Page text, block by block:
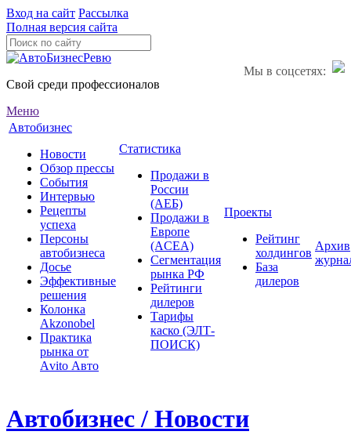
Вход на сайт Рассылка
Полная версия сайта
Мы в соцсетях:
Свой среди профессионалов
Меню
Автобизнес
Новости
Обзор прессы
События
Интервью
Рецепты
успеха
Персоны
автобизнеса
Досье
Эффективные
решения
Колонка
Akzonobel
Практика
рынка от
Аvito Авто
Статистика
Продажи в
России
(АЕБ)
Продажи в
Европе
(ACEA)
Сегментация
рынка РФ
Рейтинги
дилеров
Тарифы
каско (ЭЛТ-
ПОИСК)
Проекты
Рейтинг
холдингов
База
дилеров
Архив
Автобизнес / Новости